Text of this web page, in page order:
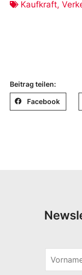
Kaufkraft,
Beitrag teilen:
Facebook
r